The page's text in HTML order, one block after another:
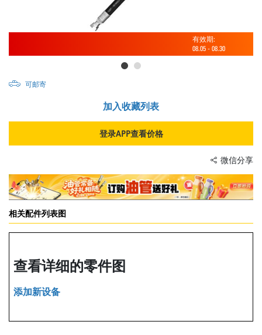
有效期:
08.05 - 08.30
可邮寄
加入收藏列表
登录APP查看价格
微信分享
相关配件列表图
查看详细的零件图
添加新设备